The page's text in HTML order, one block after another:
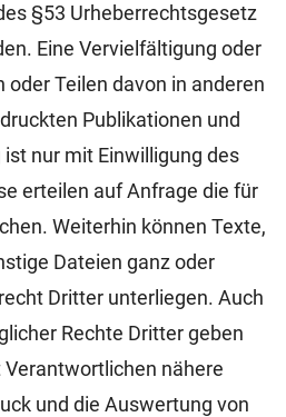
§53 Urheberrechtsgesetz
Eine Vervielfältigung oder
oder Teilen davon in anderen
Publikationen und
nur mit Einwilligung des
erteilen auf Anfrage die für
Weiterhin können Texte,
Dateien ganz oder
Dritter unterliegen. Auch
Rechte Dritter geben
nähere
und die Auswertung von